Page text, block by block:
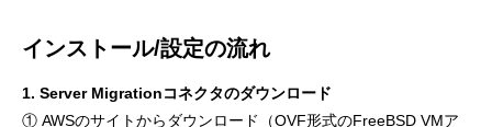
インストール/設定の流れ
1. Server Migrationコネクタのダウンロード
① AWSのサイトからダウンロード（OVF形式のFreeBSD VMア